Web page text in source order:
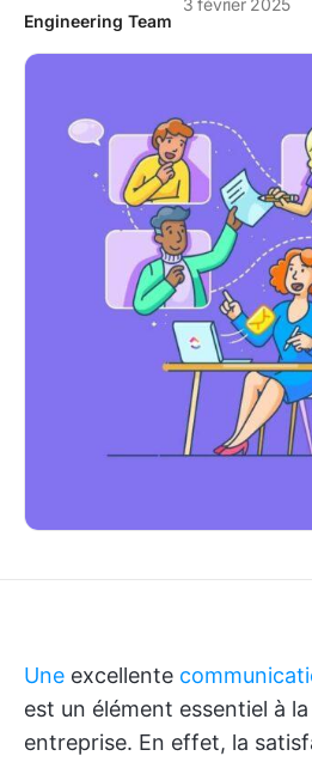
Engineering Team
Une excellente
est un élément essentiel à
entreprise. En effet, la